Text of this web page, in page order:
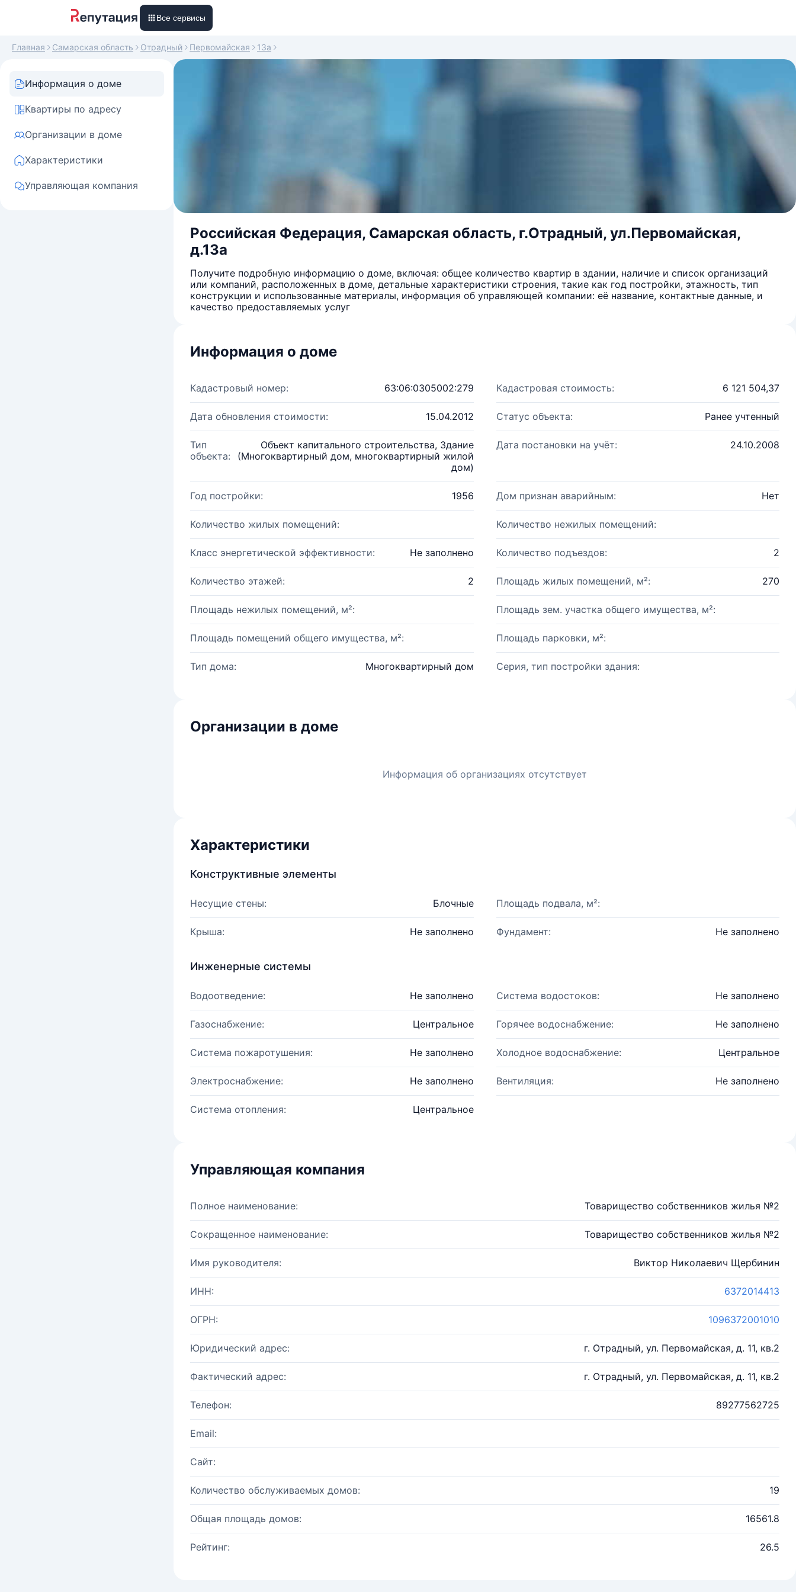
Все сервисы
Главная Самарская область Отрадный Первомайская 13а
Информация о доме
Квартиры по адресу
Организации в доме
Характеристики
Управляющая компания
Российская Федерация, Самарская область, г.Отрадный, ул.Первомайская,
д.13а
Получите подробную информацию о доме, включая: общее количество квартир в здании, наличие и список организаций
или компаний, расположенных в доме, детальные характеристики строения, такие как год постройки, этажность, тип
конструкции и использованные материалы, информация об управляющей компании: её название, контактные данные, и
качество предоставляемых услуг
Информация о доме
Кадастровый номер: 63:06:0305002:279 Кадастровая стоимость: 6 121 504,37
Дата обновления стоимости: 15.04.2012 Статус объекта: Ранее учтенный
Тип
объекта:
Объект капитального строительства, Здание
(Многоквартирный дом, многоквартирный жилой
дом)
Дата постановки на учёт: 24.10.2008
Год постройки: 1956 Дом признан аварийным: Нет
Количество жилых помещений: Количество нежилых помещений:
Класс энергетической эффективности: Не заполнено Количество подъездов: 2
Количество этажей: 2 Площадь жилых помещений, м²: 270
Площадь нежилых помещений, м²: Площадь зем. участка общего имущества, м²:
Площадь помещений общего имущества, м²: Площадь парковки, м²:
Тип дома: Многоквартирный дом Серия, тип постройки здания:
Организации в доме
Информация об организациях отсутствует
Характеристики
Конструктивные элементы
Несущие стены: Блочные Площадь подвала, м²:
Крыша: Не заполнено Фундамент: Не заполнено
Инженерные системы
Водоотведение: Не заполнено Система водостоков: Не заполнено
Газоснабжение: Центральное Горячее водоснабжение: Не заполнено
Система пожаротушения: Не заполнено Холодное водоснабжение: Центральное
Электроснабжение: Не заполнено Вентиляция: Не заполнено
Система отопления: Центральное
Управляющая компания
Полное наименование: Товарищество собственников жилья №2
Сокращенное наименование: Товарищество собственников жилья №2
Имя руководителя: Виктор Николаевич Щербинин
ИНН: 6372014413
ОГРН: 1096372001010
Юридический адрес: г. Отрадный, ул. Первомайская, д. 11, кв.2
Фактический адрес: г. Отрадный, ул. Первомайская, д. 11, кв.2
Телефон: 89277562725
Email:
Сайт:
Количество обслуживаемых домов: 19
Общая площадь домов: 16561.8
Рейтинг: 26.5